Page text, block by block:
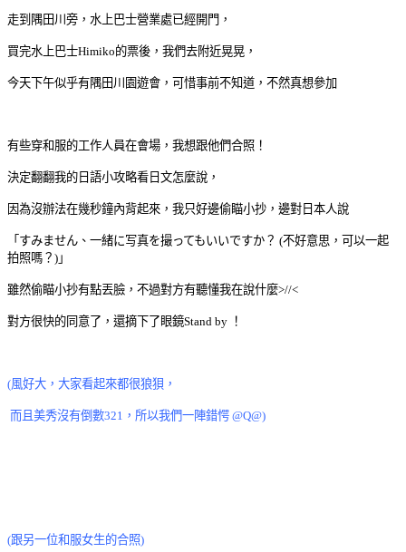
走到隅田川旁，水上巴士營業處已經開門，
買完水上巴士Himiko的票後，我們去附近晃晃，
今天下午似乎有隅田川園遊會，可惜事前不知道，不然真想參加
有些穿和服的工作人員在會場，我想跟他們合照！
決定翻翻我的日語小攻略看日文怎麼說，
因為沒辦法在幾秒鐘內背起來，我只好邊偷瞄小抄，邊對日本人說
「すみません、一緒に写真を撮ってもいいですか？ (不好意思，可以一起
拍照嗎？)」
雖然偷瞄小抄有點丟臉，不過對方有聽懂我在說什麼>//<
對方很快的同意了，還摘下了眼鏡Stand by ！
(風好大，大家看起來都很狼狽，
而且美秀沒有倒數321，所以我們一陣錯愕 @Q@)
(跟另一位和服女生的合照)